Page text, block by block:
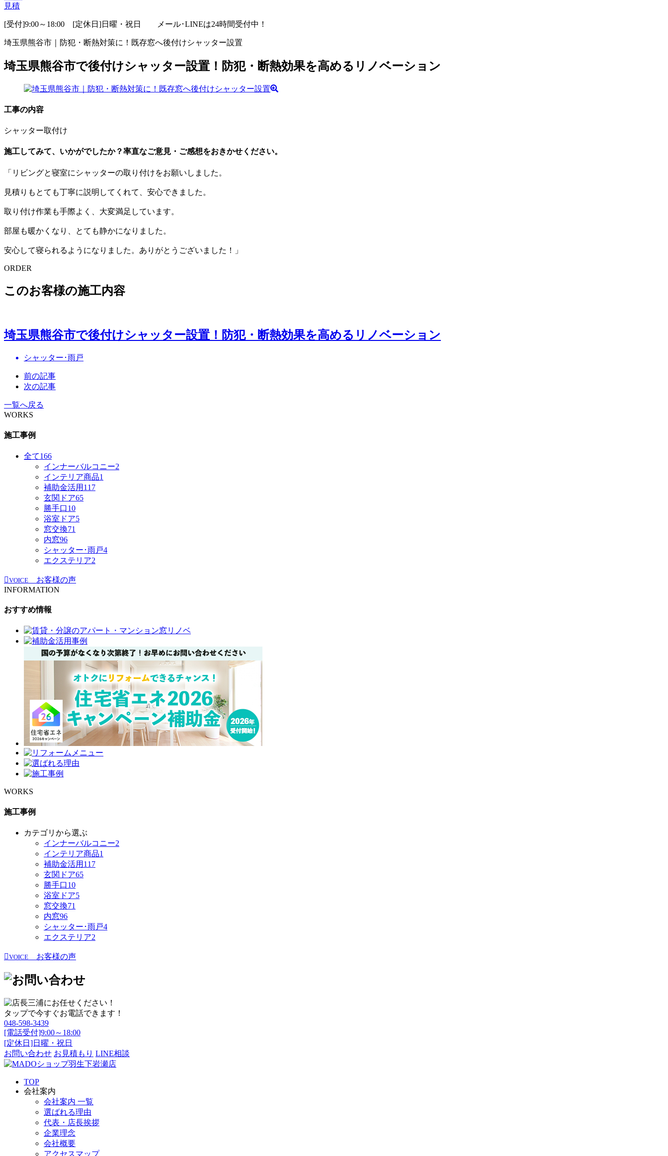
見積
[受付]9:00～18:00 [定休日]日曜・祝日 メール･LINEは24時間受付中！
埼玉県熊谷市｜防犯・断熱対策に！既存窓へ後付けシャッター設置
埼玉県熊谷市で後付けシャッター設置！防犯・断熱効果を高めるリノベーション
工事の内容
シャッター取付け
施工してみて、いかがでしたか？率直なご意見・ご感想をおきかせください。
「リビングと寝室にシャッターの取り付けをお願いしました。
見積りもとても丁寧に説明してくれて、安心できました。
取り付け作業も手際よく、大変満足しています。
部屋も暖かくなり、とても静かになりました。
安心して寝られるようになりました。ありがとうございました！」
ORDER
このお客様の施工内容
埼玉県熊谷市で後付けシャッター設置！防犯・断熱効果を高めるリノベーション
シャッター･雨戸
前の記事
次の記事
一覧へ戻る
WORKS
施工事例
全て166
インナーバルコニー2
インテリア商品1
補助金活用 117
玄関ドア65
勝手口10
浴室ドア5
窓交換71
内窓96
シャッター･雨戸4
エクステリア2
VOICE
お客様の声
INFORMATION
おすすめ情報
WORKS
施工事例
カテゴリから選ぶ
インナーバルコニー2
インテリア商品1
補助金活用 117
玄関ドア65
勝手口10
浴室ドア5
窓交換71
内窓96
シャッター･雨戸4
エクステリア2
VOICE お客様の声
タップで今すぐお電話できます！
048-598-3439
[電話受付]9:00～18:00
[定休日]日曜・祝日
お問い合わせ お見積もり LINE相談
TOP
会社案内
会社案内 一覧
選ばれる理由
代表・店長挨拶
企業理念
会社概要
アクセスマップ